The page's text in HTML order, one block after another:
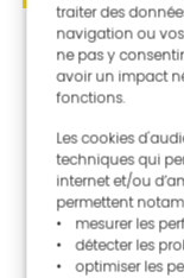
traiter des
navigation ou vos
ne pas y
avoir un impact
fonctions.
Les cookies
techniques qui
internet et/ou
permettent
• mesurer les
• détecter les
• optimiser les
15 Avr. 2025
L’Aisccuf